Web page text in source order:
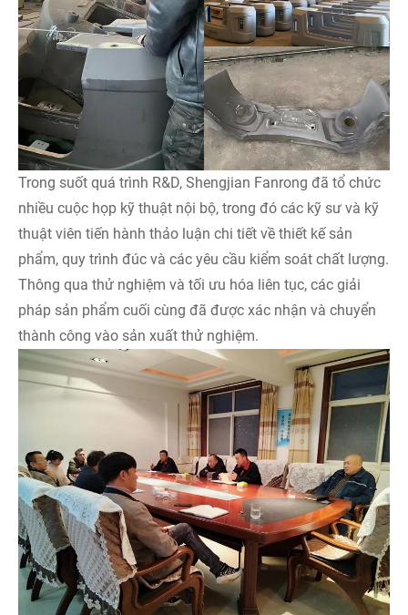
Trong suốt quá trình R&D, Shengjian Fanrong đã tổ chức
nhiều cuộc họp kỹ thuật nội bộ, trong đó các kỹ sư và kỹ
thuật viên tiến hành thảo luận chi tiết về thiết kế sản
phẩm, quy trình đúc và các yêu cầu kiểm soát chất lượng.
Thông qua thử nghiệm và tối ưu hóa liên tục, các giải
pháp sản phẩm cuối cùng đã được xác nhận và chuyển
thành công vào sản xuất thử nghiệm.